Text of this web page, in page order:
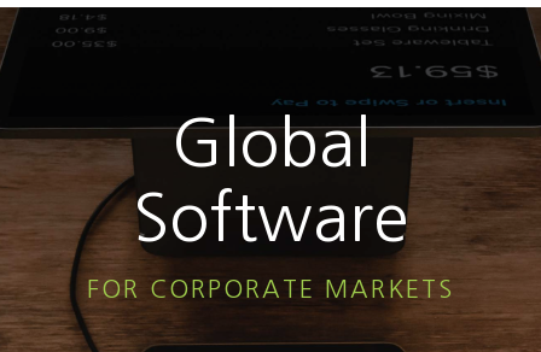
Global
Software
FOR CORPORATE MARKETS